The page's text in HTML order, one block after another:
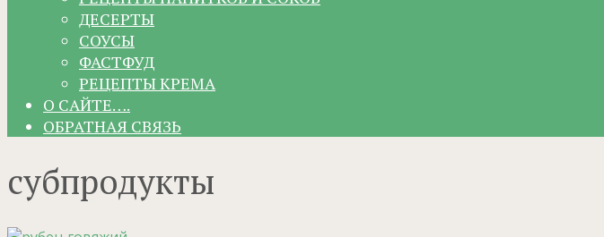
ДЕСЕРТЫ
СОУСЫ
ФАСТФУД
РЕЦЕПТЫ КРЕМА
О САЙТЕ….
ОБРАТНАЯ СВЯЗЬ
субпродукты